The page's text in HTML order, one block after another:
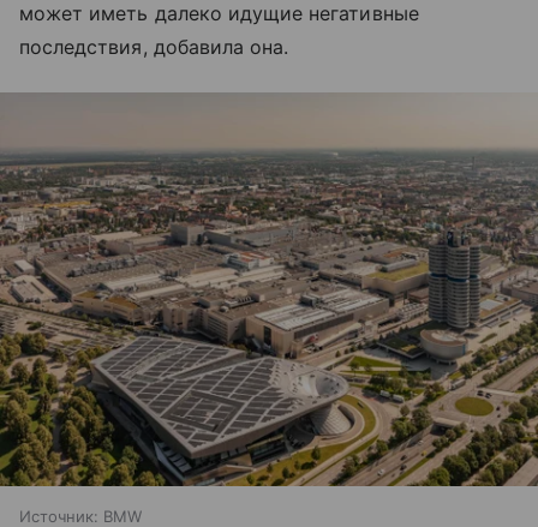
может иметь далеко идущие негативные
последствия, добавила она.
Источник: BMW